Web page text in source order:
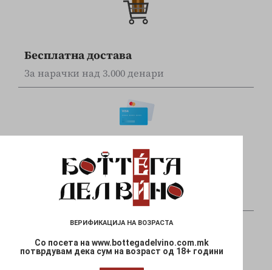
Бесплатна достава
За нарачки над 3.000 денари
Online наплата
Плаќајте сигурно и безбедно со вашите Visa
и Mastercard
ВЕРИФИКАЦИЈА НА ВОЗРАСТА
Со посета на www.bottegadelvino.com.mk
потврдувам дека сум на возраст од 18+ години